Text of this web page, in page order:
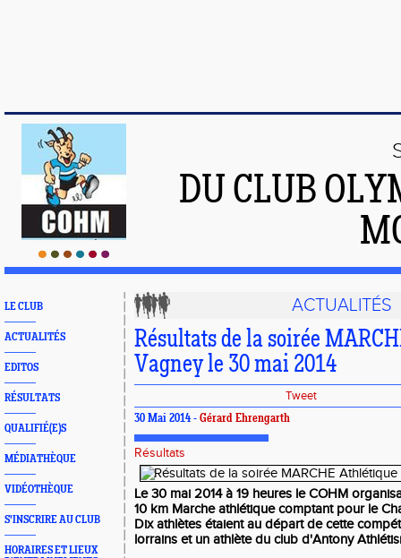
DU CLUB
LE CLUB
ACTUALITÉS
EDITOS
RÉSULTATS
QUALIFIÉ(E)S
MÉDIATHÈQUE
VIDÉOTHÈQUE
S'INSCRIRE AU CLUB
HORAIRES ET LIEUX
ACTUALITÉS
Résultats de la soirée
Vagney le 30 mai 2014
Tweet
30 Mai 2014 - Gérard Ehrengarth
Résultats
Le 30 mai 2014 à 19 heures le COHM
10 km Marche athlétique comptant pour le
Dix athlètes étaient au départ de cette
lorrains et un athlète du club d'Antony